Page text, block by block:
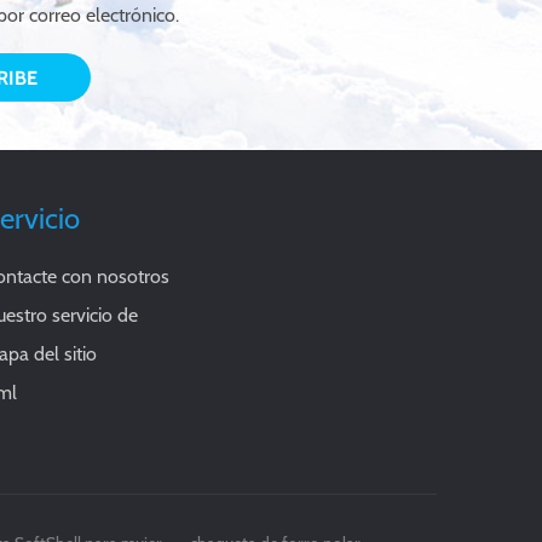
correo electrónico.
con nosotros
servicio de
del sitio